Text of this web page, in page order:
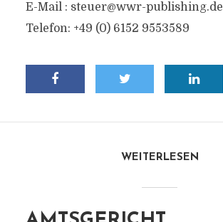
E-Mail : steuer@wwr-publishing.de
Telefon: +49 (0) 6152 9553589
WEITERLESEN